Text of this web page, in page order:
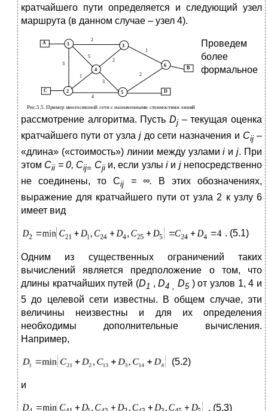
кратчайшего пути определяется и следующий узел
маршрута (в данном случае – узел 4).
Проведем
более
формальное
рассмотрение алгоритма. Пусть Dj – текущая оценка
кратчайшего пути от узла j до сети назначения и Cij –
«длина» («стоимость») линии между узламиi и j. При
этом Cii = 0, Cij= Cjiи, если узлыi и j непосредственно
не соединены, то Cij = ∞. В этих обозначениях,
выражение для кратчайшего пути от узла 2 к узлу 6
имеет вид
. (5.1)
Одним из существенных ограничений таких
вычислений является предположение о том, что
длины кратчайших путей (D 1 ,D4 , D5 ) от узлов 1, 4 и
5 до целевой сети известны. В общем случае, эти
величины неизвестны и для их определения
необходимы дополнительные вычисления.
Например,
(5.2)
и
. (5.3)